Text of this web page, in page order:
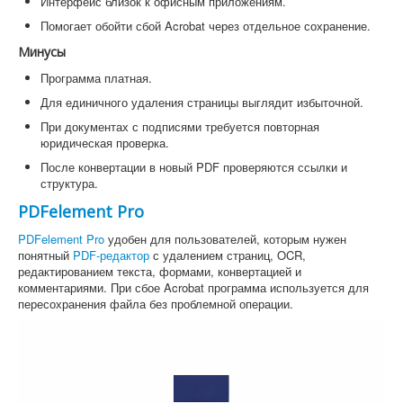
Помогает обойти сбой Acrobat через отдельное сохранение.
Минусы
Программа платная.
Для единичного удаления страницы выглядит избыточной.
При документах с подписями требуется повторная
юридическая проверка.
После конвертации в новый PDF проверяются ссылки и
структура.
PDFelement Pro
PDFelement Pro удобен для пользователей, которым нужен
понятный PDF-редактор с удалением страниц, OCR,
редактированием текста, формами, конвертацией и
комментариями. При сбое Acrobat программа используется для
пересохранения файла без проблемной операции.